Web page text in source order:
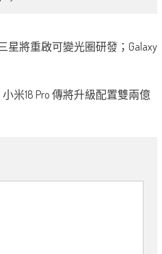
星將重啟可變光圈研發；Galaxy
米18 Pro 傳將升級配置雙兩億